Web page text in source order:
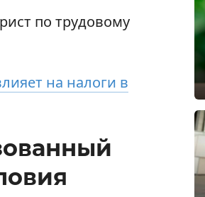
по трудовому
на налоги в